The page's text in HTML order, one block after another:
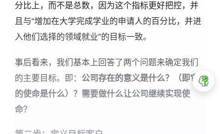
分比上，而不是总数，因为这个指标更好把控，并
且与“增加在大学完成学业的申请人的百分比，并进
入他们选择的领域就业”的目标一致。
事后看来，我们基本上回答了两个问题来确定我们
的主要目标。即： 公司存在的意义是什么？（即它
的使命是什么）？需要做什么让公司继续实现使
命？